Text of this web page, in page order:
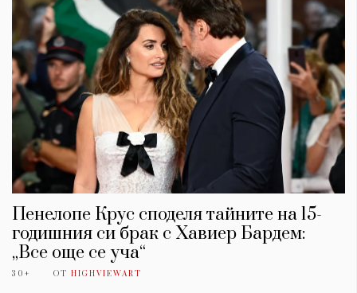
Пенелопе Крус споделя тайните на 15-
годишния си брак с Хавиер Бардем:
„Все още се уча“
30+ ОТ HIGHVIEWART